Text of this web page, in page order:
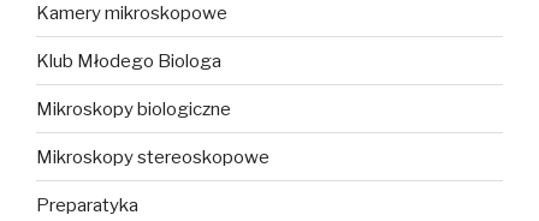
Kamery mikroskopowe
Klub Młodego Biologa
Mikroskopy biologiczne
Mikroskopy stereoskopowe
Preparatyka